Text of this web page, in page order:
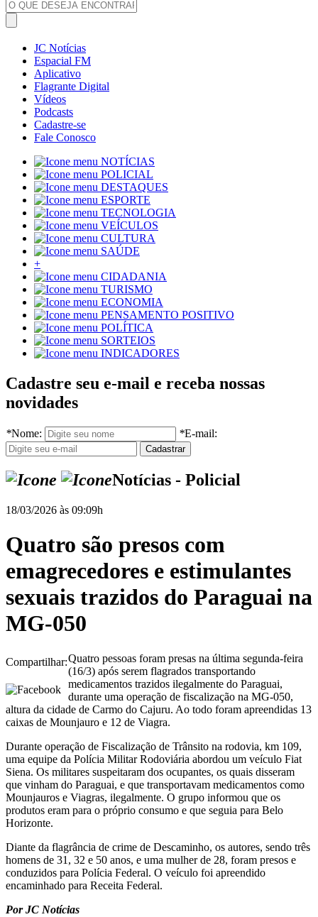
JC Notícias
Espacial FM
Aplicativo
Flagrante Digital
Vídeos
Podcasts
Cadastre-se
Fale Conosco
NOTÍCIAS
POLICIAL
DESTAQUES
ESPORTE
TECNOLOGIA
VEÍCULOS
CULTURA
SAÚDE
+
CIDADANIA
TURISMO
ECONOMIA
PENSAMENTO POSITIVO
POLÍTICA
SORTEIOS
INDICADORES
Cadastre seu e-mail e receba nossas
novidades
*Nome: *E-mail:
Notícias - Policial
18/03/2026 às 09:09h
Quatro são presos com
emagrecedores e estimulantes
sexuais trazidos do Paraguai na
MG-050
Compartilhar:Quatro pessoas foram presas na última segunda-feira
(16/3) após serem flagrados transportando
medicamentos trazidos ilegalmente do Paraguai,
durante uma operação de fiscalização na MG-050,
altura da cidade de Carmo do Cajuru. Ao todo foram apreendidas 13
caixas de Mounjauro e 12 de Viagra.
Durante operação de Fiscalização de Trânsito na rodovia, km 109,
uma equipe da Polícia Militar Rodoviária abordou um veículo Fiat
Siena. Os militares suspeitaram dos ocupantes, os quais disseram
que vinham do Paraguai, e que transportavam medicamentos como
Mounjauros e Viagras, ilegalmente. O grupo informou que os
produtos eram para o próprio consumo e que seguia para Belo
Horizonte.
Diante da flagrância de crime de Descaminho, os autores, sendo três
homens de 31, 32 e 50 anos, e uma mulher de 28, foram presos e
conduzidos para Polícia Federal. O veículo foi apreendido
encaminhado para Receita Federal.
Por JC Notícias